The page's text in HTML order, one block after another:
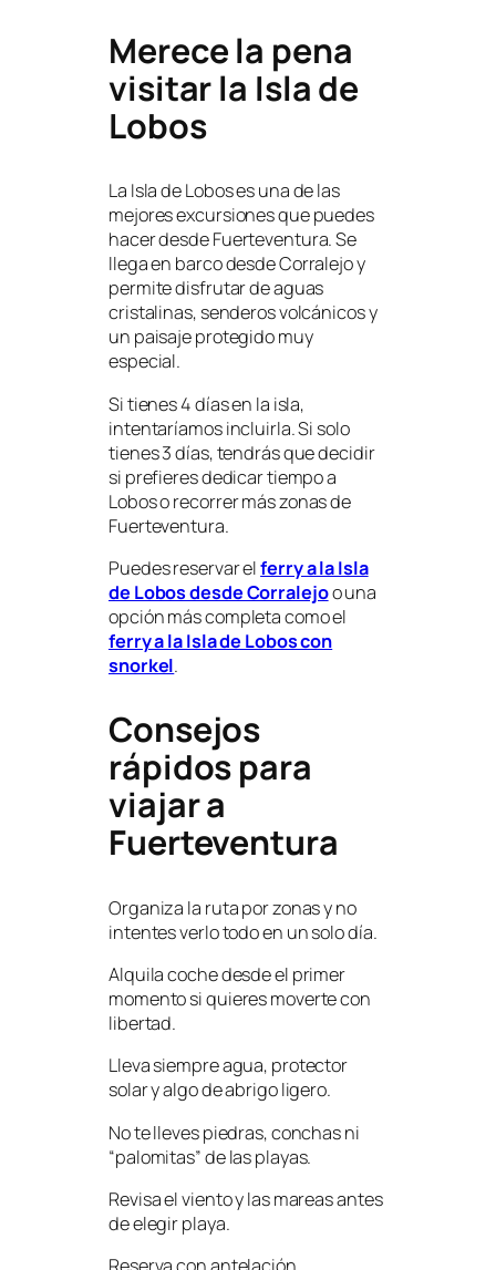
Merece la pena
visitar la Isla de
Lobos
La Isla de Lobos es una de las
mejores excursiones que puedes
hacer desde Fuerteventura. Se
llega en barco desde Corralejo y
permite disfrutar de aguas
cristalinas, senderos volcánicos y
un paisaje protegido muy
especial.
Si tienes 4 días en la isla,
intentaríamos incluirla. Si solo
tienes 3 días, tendrás que decidir
si prefieres dedicar tiempo a
Lobos o recorrer más zonas de
Fuerteventura.
Puedes reservar elferry a la Isla
de Lobos desde Corralejoo una
opción más completa como el
ferry a la Isla de Lobos con
snorkel.
Consejos
rápidos para
viajar a
Fuerteventura
Organiza la ruta por zonas y no
intentes verlo todo en un solo día.
Alquila coche desde el primer
momento si quieres moverte con
libertad.
Lleva siempre agua, protector
solar y algo de abrigo ligero.
No te lleves piedras, conchas ni
“palomitas” de las playas.
Revisa el viento y las mareas antes
de elegir playa.